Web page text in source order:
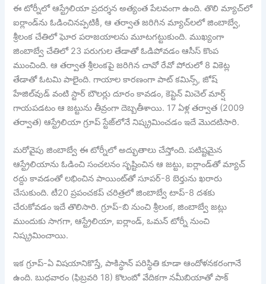
ఈ టోర్నీలో ఆస్ట్రేలియా ప్రదర్శన అత్యంత పేలవంగా ఉంది. తొలి మ్యాచ్‌లో
ఐర్లాండ్‌ను ఓడించినప్పటికీ, ఆ తర్వాత జరిగిన మ్యాచ్‌లలో జింబాబ్వే,
శ్రీలంక చేతిలో ఘోర పరాజయాలను మూటగట్టుకుంది. ముఖ్యంగా
జింబాబ్వే చేతిలో 23 పరుగుల తేడాతో ఓడిపోవడం ఆసీస్ కొంప
ముంచింది. ఆ తర్వాత శ్రీలంకపై జరిగిన చావో రేవో పోరులో 8 వికెట్ల
తేడాతో ఓటమి పాలైంది. గాయాల కారణంగా పాట్ కమిన్స్, జోష్
హేజిల్‌వుడ్ వంటి స్టార్ బౌలర్లు దూరం కావడం, కెప్టెన్ మిచెల్ మార్ష్
గాయపడటం ఆ జట్టును తీవ్రంగా దెబ్బతీశాయి. 17 ఏళ్ల తర్వాత (2009
తర్వాత) ఆస్ట్రేలియా గ్రూప్ స్టేజ్‌లోనే నిష్క్రమించడం ఇదే మొదటిసారి.
మరోవైపు జింబాబ్వే ఈ టోర్నీలో అద్భుతాలు చేస్తోంది. పటిష్టమైన
ఆస్ట్రేలియాను ఓడించి సంచలనం సృష్టించిన ఆ జట్టు, ఐర్లాండ్‌తో మ్యాచ్
రద్దు కావడంతో లభించిన పాయింట్‌తో సూపర్-8 బెర్తును ఖరారు
చేసుకుంది. టీ20 ప్రపంచకప్ చరిత్రలో జింబాబ్వే టాప్-8 దశకు
చేరుకోవడం ఇదే తొలిసారి. గ్రూప్-బి నుంచి శ్రీలంక, జింబాబ్వే జట్లు
ముందుకు సాగగా, ఆస్ట్రేలియా, ఐర్లాండ్, ఒమన్ టోర్నీ నుంచి
నిష్క్రమించాయి.
ఇక గ్రూప్-ఏ విషయానికొస్తే, పాకిస్థాన్ పరిస్థితి కూడా ఆందోళనకరంగానే
ఉంది. బుధవారం (ఫిబ్రవరి 18) కొలంబో వేదికగా నమీబియాతో పాక్